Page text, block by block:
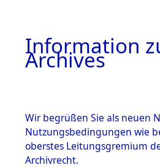
Information
Archives
Wir begrüßen Sie als neuen
Nutzungsbedingungen wie
oberstes Leitungsgremium
Archivrecht.